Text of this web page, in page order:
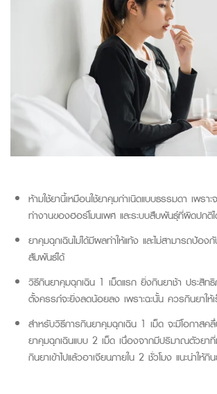
ห้ามใช้ยานี้เหมือนใช้ยาคุมกำเนิดแบบธรรมดา เพรา
ทำงานของฮอร์โมนเพศ และระบบสืบพันธุ์ที่ผิดปกติ
ยาคุมฉุกเฉินไม่ได้มีผลทำให้แท้ง และไม่สามารถป้อ
สัมพันธ์ได้
วิธีกินยาคุมฉุกเฉิน 1 เม็ดแรก ยิ่งกินยาช้า ประสิท
ตั้งครรภ์จะยิ่งลดน้อยลง เพราะฉะนั้น ควรกินยาให้เ
สำหรับวิธีการกินยาคุมฉุกเฉิน 1 เม็ด จะมีโอกาสค
ยาคุมฉุกเฉินแบบ 2 เม็ด เนื่องจากมีปริมาณตัวยา
กินยาเข้าไปแล้วอาเจียนภายใน 2 ชั่วโมง แนะนำให้